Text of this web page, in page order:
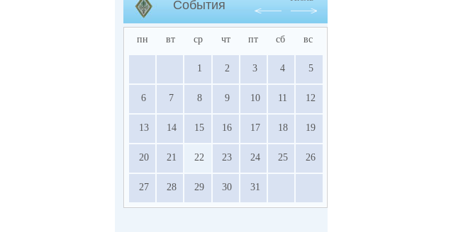
События
пн вт ср чт пт сб вс
1 2 3 4 5
6 7 8 9 10 11 12
13 14 15 16 17 18 19
20 21 22 23 24 25 26
27 28 29 30 31